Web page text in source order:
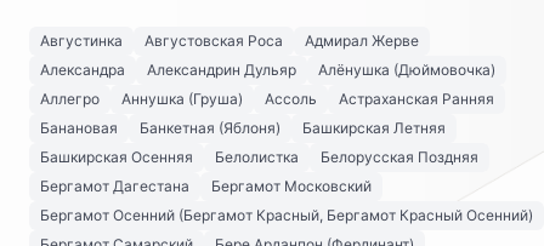
Августинка Августовская Роса
Адмирал Жерве
Александра
Александрин Дульяр
Алёнушка (Дюймовочка)
Аллегро
Аннушка (Груша) Ассоль
Астраханская Ранняя
Банановая
Банкетная (Яблоня)
Башкирская Летняя
Башкирская Осенняя
Белолистка
Белорусская Поздняя
Бергамот Дагестана
Бергамот Московский
Бергамот Осенний (Бергамот Красный, Бергамот Красный Осенний)